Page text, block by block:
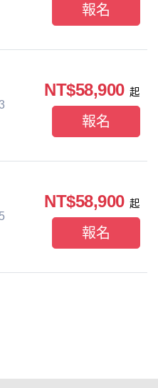
報名
NT$58,900 起
報名
NT$58,900 起
報名